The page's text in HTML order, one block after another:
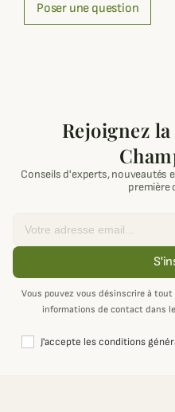
Poser une question
Rejoignez
Conseils d'experts, nouveautés
première
Vous pouvez vous désinscrire à
informations de contact dans
J'accepte les conditions